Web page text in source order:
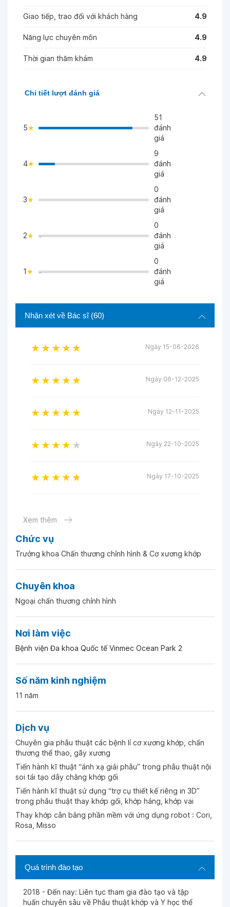
Chức vụ
Trưởng khoa Chấn thương chỉnh hình & Cơ xương khớp
Chuyên khoa
Ngoại chấn thương chỉnh hình
Nơi làm việc
Bệnh viện Đa khoa Quốc tế Vinmec Ocean Park 2
Số năm kinh nghiệm
11 năm
Dịch vụ
Chuyên gia phẫu thuật các bệnh lí cơ xương khớp, chấn
thương thể thao, gãy xương
Tiến hành kĩ thuật “ánh xạ giải phẫu” trong phẫu thuật nội
soi tái tạo dây chằng khớp gối
Tiến hành kĩ thuật sử dụng “trợ cụ thiết kế riêng in 3D”
trong phẫu thuật thay khớp gối, khớp háng, khớp vai
Thay khớp cân bằng phần mềm với ứng dụng robot : Cori,
Rosa, Misso
Quá trình đào tạo
2018 - Đến nay: Liên tục tham gia đào tạo và tập
huấn chuyên sâu về Phẫu thuật khớp và Y học thể
Giao tiếp, trao đổi với khách hàng 4.9
Năng lực chuyên môn 4.9
Thời gian thăm khám 4.9
Chi tiết lượt đánh giá
5
51
đánh
giá
4 >
9
đánh
giá
3 >
0
đánh
giá
2 ">
0
đánh
giá
1 ">
0
đánh
giá
Nhận xét về Bác sĩ (60)
Ngày 15-06-2026
Ngày 06-12-2025
Ngày 12-11-2025
Ngày 22-10-2025
Ngày 17-10-2025
Ngày 13-07-2025
Ngày 27-06-2025
Ngày 08-06-2025
Xem thêm